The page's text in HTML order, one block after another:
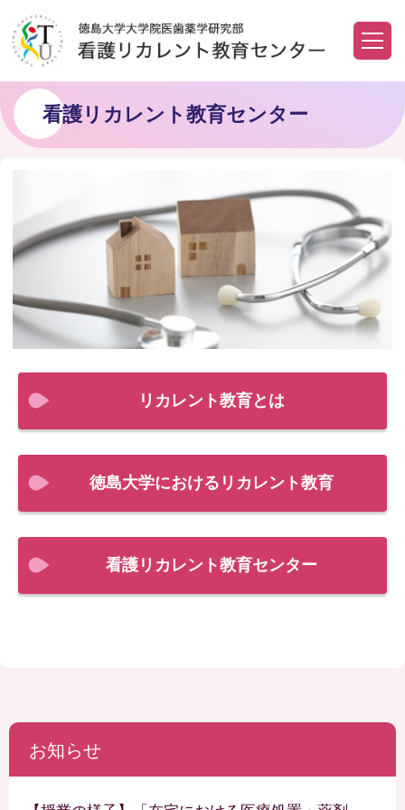
看護リカレント教育センター
リカレント教育とは
徳島大学におけるリカレント教育
看護リカレント教育センター
お知らせ